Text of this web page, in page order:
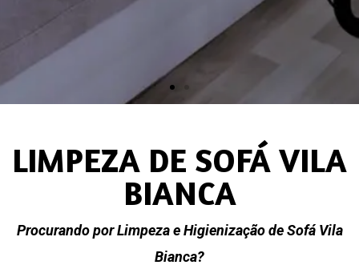
LIMPEZA DE SOFÁ VILA
BIANCA
Procurando por Limpeza e Higienização de Sofá Vila
Bianca?